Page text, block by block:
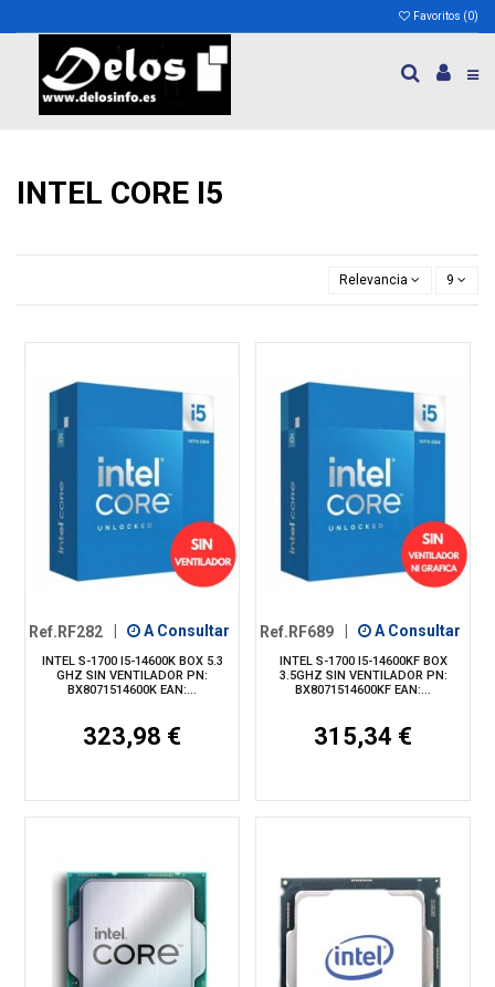
Favoritos (0)
INTEL CORE I5
Relevancia 9
Ref.RF282 A Consultar
INTEL S-1700 I5-14600K BOX 5.3
GHZ SIN VENTILADOR PN:
BX8071514600K EAN:...
323,98 €
Ref.RF689 A Consultar
INTEL S-1700 I5-14600KF BOX
3.5GHZ SIN VENTILADOR PN:
BX8071514600KF EAN:...
315,34 €